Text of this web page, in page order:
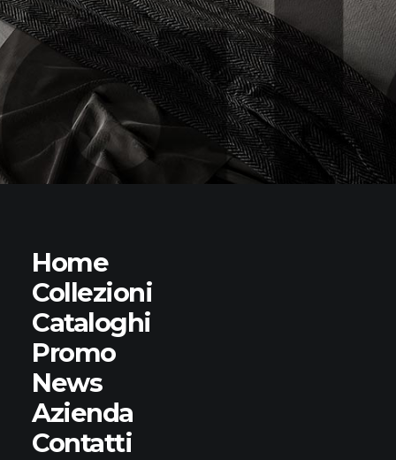
Home
Collezioni
Cataloghi
Promo
News
Azienda
Contatti